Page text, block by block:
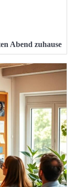
Abend zuhause